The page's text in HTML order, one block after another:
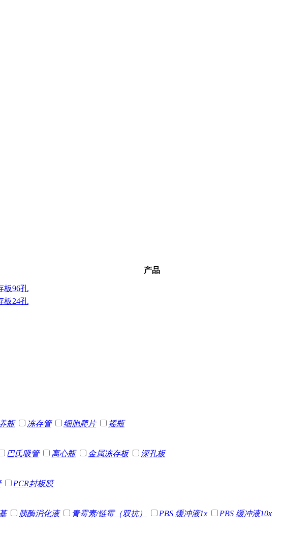
产品
板96孔
板24孔
瓶 冻存管 细胞爬片 摇瓶
巴氏吸管 离心瓶 金属冻存板 深孔板
PCR封板膜
胰酶消化液 青霉素/链霉（双抗） PBS 缓冲液1x PBS 缓冲液10x